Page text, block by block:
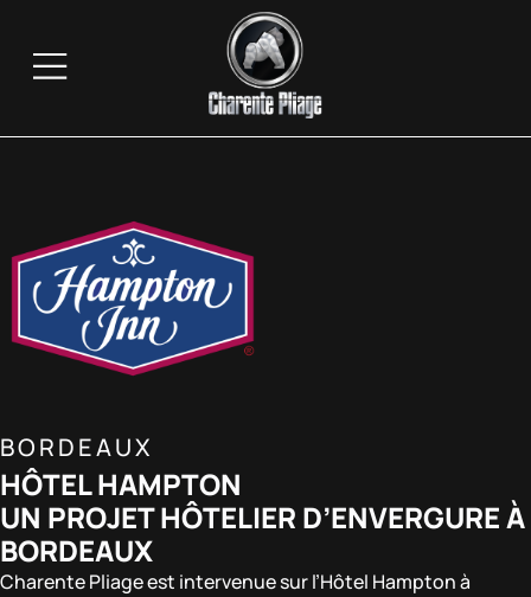
BORDEAUX
HÔTEL HAMPTON
UN PROJET HÔTELIER D’ENVERGURE À
BORDEAUX
Charente Pliage est intervenue sur l’Hôtel Hampton à